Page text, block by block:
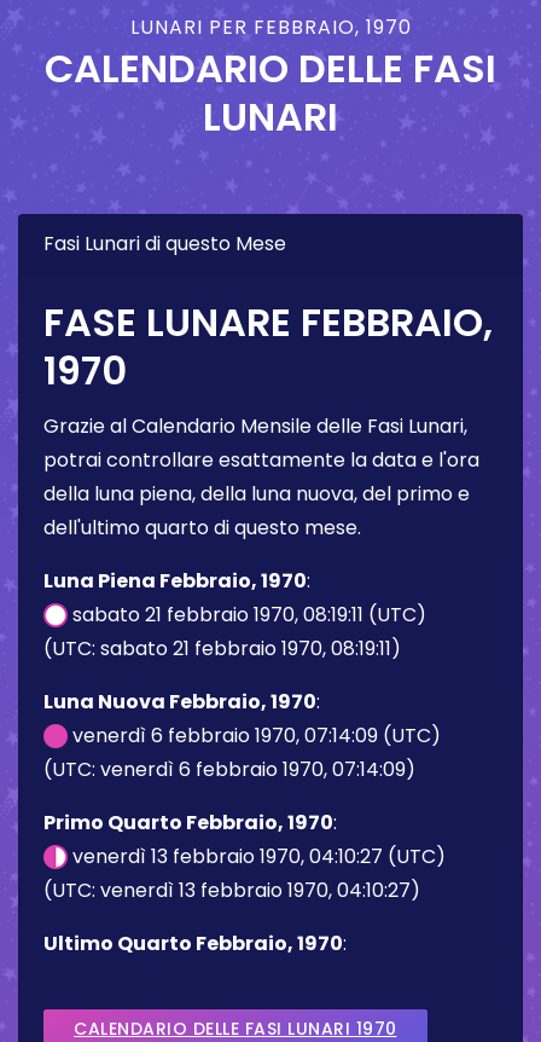
LUNARI PER FEBBRAIO, 1970
CALENDARIO DELLE FASI
LUNARI
Fasi Lunari di questo Mese
FASE LUNARE FEBBRAIO,
1970
Grazie al Calendario Mensile delle Fasi Lunari,
potrai controllare esattamente la data e l'ora
della luna piena, della luna nuova, del primo e
dell'ultimo quarto di questo mese.
Luna Piena Febbraio, 1970:
sabato 21 febbraio 1970, 08:19:11 (UTC)
(UTC: sabato 21 febbraio 1970, 08:19:11)
Luna Nuova Febbraio, 1970:
venerdì 6 febbraio 1970, 07:14:09 (UTC)
(UTC: venerdì 6 febbraio 1970, 07:14:09)
Primo Quarto Febbraio, 1970:
venerdì 13 febbraio 1970, 04:10:27 (UTC)
(UTC: venerdì 13 febbraio 1970, 04:10:27)
Ultimo Quarto Febbraio, 1970:
CALENDARIO DELLE FASI LUNARI 1970